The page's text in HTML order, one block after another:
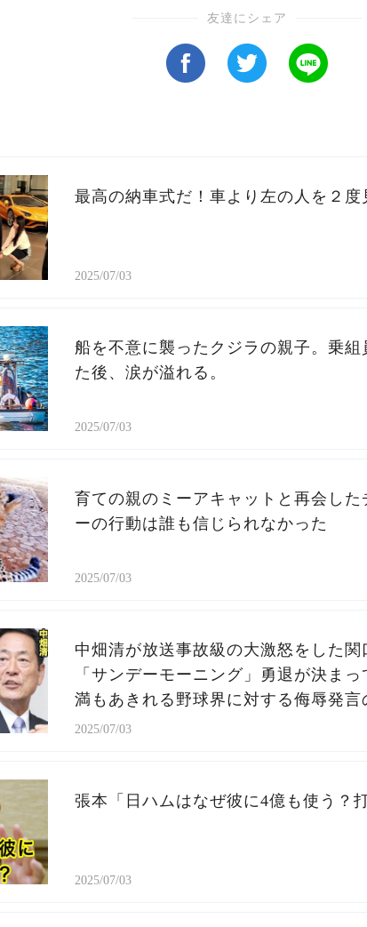
友達にシェア
最高の納車式だ！車より左の人を２度
2025/07/03
船を不意に襲ったクジラの親子。乗
た後、涙が溢れる。
2025/07/03
育ての親のミーアキャットと再会し
ーの行動は誰も信じられなかった
2025/07/03
中畑清が放送事故級の大激怒をした
「サンデーモーニング」勇退が決ま
満もあきれる野球界に対する侮辱発言
2025/07/03
張本「日ハムはなぜ彼に4億も使う？
2025/07/03